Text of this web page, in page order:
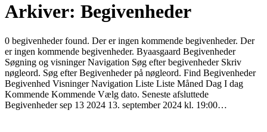
Arkiver: Begivenheder
0 begivenheder found. Der er ingen kommende begivenheder. Der
er ingen kommende begivenheder. Byaasgaard Begivenheder
Søgning og visninger Navigation Søg efter begivenheder Skriv
nøgleord. Søg efter Begivenheder på nøgleord. Find Begivenheder
Begivenhed Visninger Navigation Liste Liste Måned Dag I dag
Kommende Kommende Vælg dato. Seneste afsluttede
Begivenheder sep 13 2024 13. september 2024 kl. 19:00…